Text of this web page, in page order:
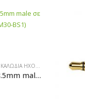
ΚΑΛΏΔΙΑ ΉΧΟΥ-HDMI-ΔΙΚΤΎΟΥ
Baseus καλώδιο Yiven από 3.5mm male σε 3.5mm male- 1m μαύρο (CAM30-BS1)